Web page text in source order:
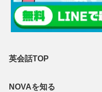
英会話TOP
NOVAを知る